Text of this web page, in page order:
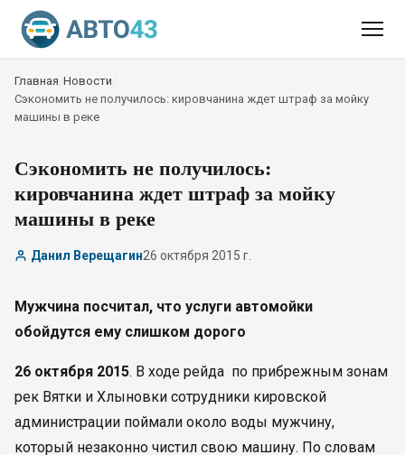
Главная Новости
Сэкономить не получилось: кировчанина ждет штраф за мойку
машины в реке
Сэкономить не получилось:
кировчанина ждет штраф за мойку
машины в реке
Данил Верещагин26 октября 2015 г.
Мужчина посчитал, что услуги автомойки
обойдутся ему слишком дорого
26 октября 2015. В ходе рейда по прибрежным зонам
рек Вятки и Хлыновки сотрудники кировской
администрации поймали около воды мужчину,
который незаконно чистил свою машину. По словам